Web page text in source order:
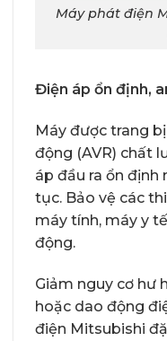
Máy phát điện
Điện áp ổn định,
Máy được trang
động (AVR) chất
áp đầu ra ổn định
tục. Bảo vệ các
máy tính, máy y
động.
Giảm nguy cơ hư
hoặc dao động
điện Mitsubishi